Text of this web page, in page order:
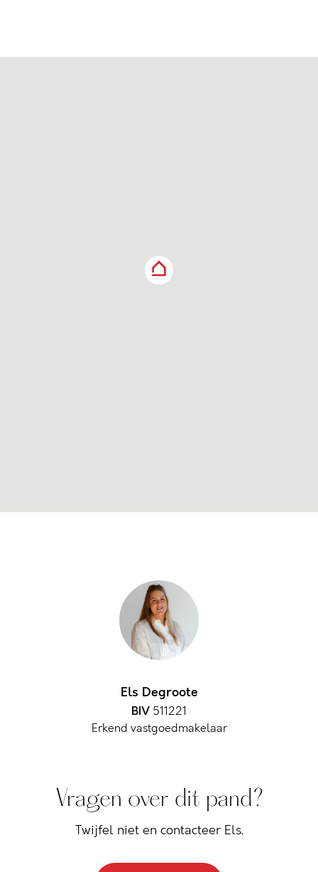
Els Degroote
BIV 511221
Erkend vastgoedmakelaar
Vragen over dit pand?
Twijfel niet en contacteer Els.